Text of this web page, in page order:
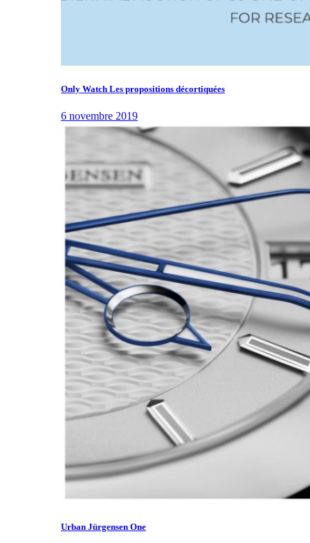
Only Watch Les propositions décortiquées
6 novembre 2019
Urban Jürgensen One